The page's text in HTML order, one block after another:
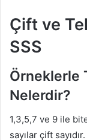
Çift ve
SSS
Örneklerle
Nelerdir?
1,3,5,7 ve 9 ile
sayılar çift